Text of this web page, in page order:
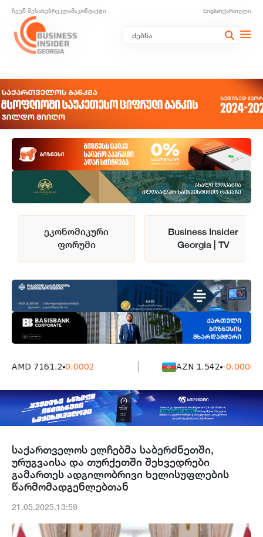
ჩვენ შესახებრეკლამაკონტაქტი Englishქართული
ეკონომიკური
ფორუმი
Business Insider
Georgia | TV
AMD 7161.2 0.0002 AZN 1.542 -0.0006
საქართველოს ელჩებმა საბერძნეთში,
ურუგვაისა და თურქეთში შეხვედრები
გამართეს ადგილობრივი ხელისუფლების
წარმომადგენლებთან
21.05.2025.13:59